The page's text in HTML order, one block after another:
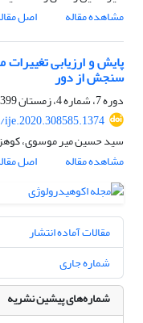
مشاهده مقاله
اصل
پایش و ارزیابی
سنجش از دور
دوره 7، شماره 4، زمستان 1399، صفحه
سید حسین میر موسوی،
مشاهده مقاله
اصل
مقالات آماده انتشار
شماره جاری
شماره‌های پیشین نشریه